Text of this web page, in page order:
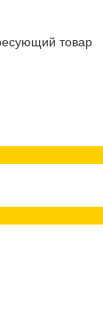
товар